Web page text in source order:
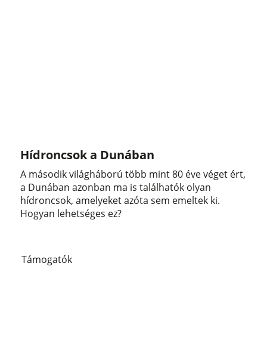
Hídroncsok a Dunában
A második világháború több mint 80 éve véget ért,
a Dunában azonban ma is találhatók olyan
hídroncsok, amelyeket azóta sem emeltek ki.
Hogyan lehetséges ez?
Támogatók